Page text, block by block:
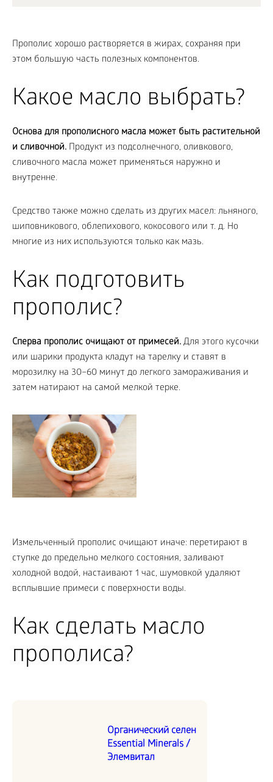
Прополис хорошо растворяется в жирах, сохраняя при
этом большую часть полезных компонентов.
Какое масло выбрать?
Основа для прополисного масла может быть растительной
и сливочной. Продукт из подсолнечного, оливкового,
сливочного масла может применяться наружно и
внутренне.
Средство также можно сделать из других масел: льняного,
шиповникового, облепихового, кокосового или т. д. Но
многие из них используются только как мазь.
Как подготовить
прополис?
Сперва прополис очищают от примесей. Для этого кусочки
или шарики продукта кладут на тарелку и ставят в
морозилку на 30–60 минут до легкого замораживания и
затем натирают на самой мелкой терке.
Измельченный прополис очищают иначе: перетирают в
ступке до предельно мелкого состояния, заливают
холодной водой, настаивают 1 час, шумовкой удаляют
всплывшие примеси с поверхности воды.
Как сделать масло
прополиса?
Органический селен
Essential Minerals /
Элемвитал